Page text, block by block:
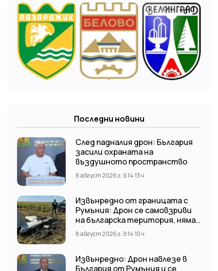
Последни новини
След падналия дрон: България
засили охраната на
въздушното пространство
8 август 2026 г. в 14:13 ч.
Извънредно от границата с
Румъния: Дрон се самовзриви
на българска територия, няма
щети
8 август 2026 г. в 14:10 ч.
Извънредно: Дрон навлезе в
България от Румъния и се